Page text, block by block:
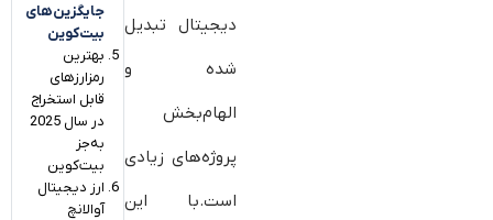
دیجیتال تبدیل
شده و
الهام‌بخش
پروژه‌های زیادی
است.با این
جایگزین‌های
بیت‌کوین
بهترین
رمزارزهای
قابل استخراج
در سال 2025
به‌جز
بیت‌کوین
ارز دیجیتال
آوالانچ